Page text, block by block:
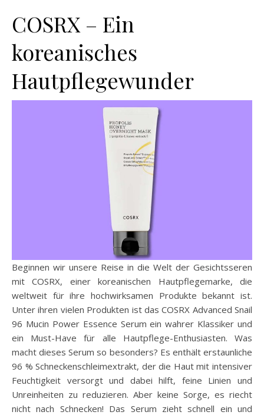
COSRX – Ein
koreanisches
Hautpflegewunder
Beginnen wir unsere Reise in die Welt der Gesichtsseren
mit COSRX, einer koreanischen Hautpflegemarke, die
weltweit für ihre hochwirksamen Produkte bekannt ist.
Unter ihren vielen Produkten ist das COSRX Advanced Snail
96 Mucin Power Essence Serum ein wahrer Klassiker und
ein Must-Have für alle Hautpflege-Enthusiasten. Was
macht dieses Serum so besonders? Es enthält erstaunliche
96 % Schneckenschleimextrakt, der die Haut mit intensiver
Feuchtigkeit versorgt und dabei hilft, feine Linien und
Unreinheiten zu reduzieren. Aber keine Sorge, es riecht
nicht nach Schnecken! Das Serum zieht schnell ein und